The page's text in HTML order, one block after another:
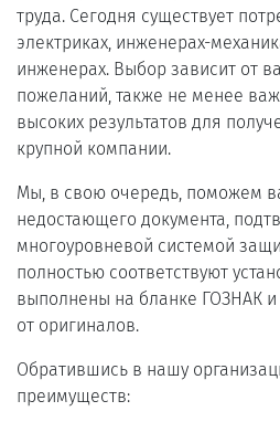
труда. Сегодня существует
электриках, инженерах-
инженерах. Выбор зависит от
пожеланий, также не менее
высоких результатов для
крупной компании.
Мы, в свою очередь, поможем
недостающего документа,
многоуровневой системой
полностью соответствуют
выполнены на бланке ГОЗНАК
от оригиналов.
Обратившись в нашу
преимуществ: